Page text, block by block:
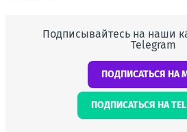
Подписывайтесь на наши
Telegram
ПОДПИСАТЬСЯ НА
ПОДПИСАТЬСЯ НА